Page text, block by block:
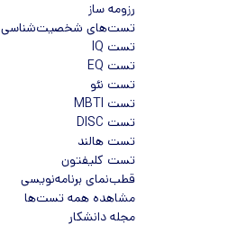
رزومه ساز
تست‌های شخصیت‌شناسی
تست IQ
تست EQ
تست نئو
تست MBTI
تست DISC
تست هالند
تست کلیفتون
قطب‌نمای برنامه‌نویسی
مشاهده همه تست‌ها
مجله دانشکار